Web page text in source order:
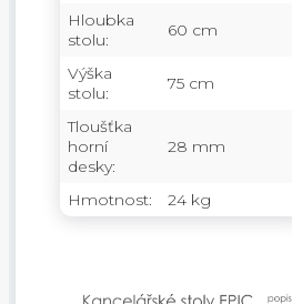
Hloubka
stolu:
60 cm
Výška
stolu:
75 cm
Tloušťka
horní
desky:
28 mm
Hmotnost: 24 kg